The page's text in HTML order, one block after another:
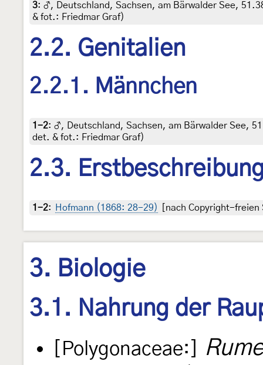
3: ♂, Deutschland, Sachsen, am Bärwalder See,
& fot.: Friedmar Graf)
2.2. Genitalien
2.2.1. Männchen
1-2: ♂, Deutschland, Sachsen, am Bärwalder See,
det. & fot.: Friedmar Graf)
2.3.
1-2: Hofmann (1868: 28-29) [nach Copyright-
3. Biologie
3.1. Nahrung der
[Polygonaceae:]